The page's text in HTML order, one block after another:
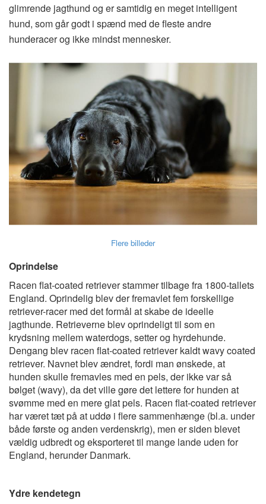
glimrende jagthund og er samtidig en meget intelligent
hund, som går godt i spænd med de fleste andre
hunderacer og ikke mindst mennesker.
Flere billeder
Oprindelse
Racen flat-coated retriever stammer tilbage fra 1800-tallets
England. Oprindelig blev der fremavlet fem forskellige
retriever-racer med det formål at skabe de ideelle
jagthunde. Retrieverne blev oprindeligt til som en
krydsning mellem waterdogs, setter og hyrdehunde.
Dengang blev racen flat-coated retriever kaldt wavy coated
retriever. Navnet blev ændret, fordi man ønskede, at
hunden skulle fremavles med en pels, der ikke var så
bølget (wavy), da det ville gøre det lettere for hunden at
svømme med en mere glat pels. Racen flat-coated retriever
har været tæt på at uddø i flere sammenhænge (bl.a. under
både første og anden verdenskrig), men er siden blevet
vældig udbredt og eksporteret til mange lande uden for
England, herunder Danmark.
Ydre kendetegn